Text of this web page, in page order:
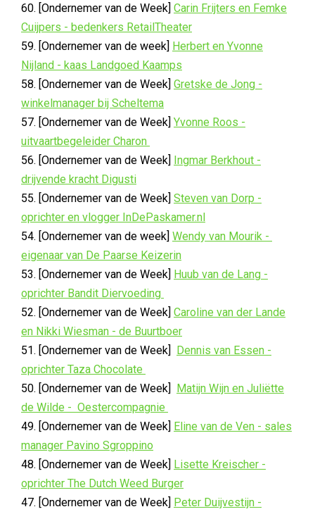
60. [Ondernemer van de Week] Carin Frijters en Femke
Cuijpers - bedenkers RetailTheater
59. [Ondernemer van de week] Herbert en Yvonne
Nijland - kaas Landgoed Kaamps
58. [Ondernemer van de Week] Gretske de Jong -
winkelmanager bij Scheltema
57. [Ondernemer van de Week] Yvonne Roos -
uitvaartbegeleider Charon
56. [Ondernemer van de Week] Ingmar Berkhout -
drijvende kracht Digusti
55. [Ondernemer van de Week] Steven van Dorp -
oprichter en vlogger InDePaskamer.nl
54. [Ondernemer van de week] Wendy van Mourik -
eigenaar van De Paarse Keizerin
53. [Ondernemer van de Week] Huub van de Lang -
oprichter Bandit Diervoeding
52. [Ondernemer van de Week] Caroline van der Lande
en Nikki Wiesman - de Buurtboer
51. [Ondernemer van de Week] Dennis van Essen -
oprichter Taza Chocolate
50. [Ondernemer van de Week] Matijn Wijn en Juliëtte
de Wilde - Oestercompagnie
49. [Ondernemer van de Week] Eline van de Ven - sales
manager Pavino Sgroppino
48. [Ondernemer van de Week] Lisette Kreischer -
oprichter The Dutch Weed Burger
47. [Ondernemer van de Week] Peter Duijvestijn -